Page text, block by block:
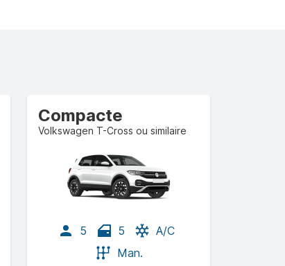
Compacte
Volkswagen T-Cross ou similaire
5 5
A/C
Man.